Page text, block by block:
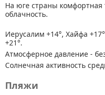
На юге страны
облачность.
Иерусалим +14°, Хайфа
+21°.
Атмосферное давление -
Солнечная активность
Пляжи